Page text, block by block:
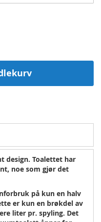
design. Toalettet har
noe som gjør det
på kun en halv
er kun en brøkdel av
liter pr. spyling. Det